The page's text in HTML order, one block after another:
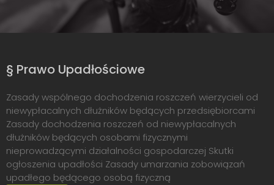
§ Prawo Upadłościowe
Zasady wspólnego dochodzenia roszczeń wierzycieli od
niewypłacalnych dłużników będących przedsiębiorcami
Zasady dochodzenia roszczeń od niewypłacalnych
dłużników będących osobami fizycznymi
nieprowadzącymi działalności gospodarczej Skutki
ogłoszenia upadłości Zasady umarzania zobowiązań
upadłego będącego osobą fizyczną